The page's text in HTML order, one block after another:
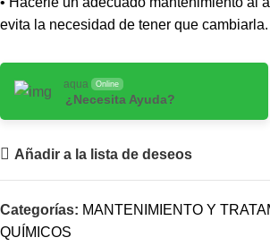
evita la necesidad de tener que cambiarla.
aqua Online
¿Necesita Ayuda?
Añadir a la lista de deseos
Categorías: MANTENIMIENTO Y
QUÍMICOS